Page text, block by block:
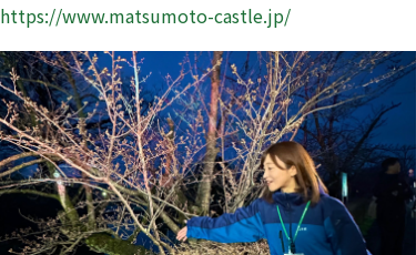
https://www.matsumoto-castle.jp/